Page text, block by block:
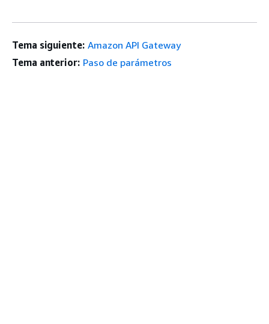
Tema siguiente: Amazon API Gateway
Tema anterior: Paso de parámetros